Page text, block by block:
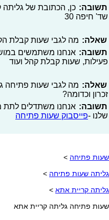
תשובה: כן, הכתובת של גליתה
שד' חיפה 30
שאלה: מה לגבי שעות קבלת
תשובה: אנחנו משתמשים
פעילות, שעות קבלת קהל ועוד
שאלה: מה לגבי שעות פתיחה
זכרון וכדומה?
תשובה: אנחנו משתדלים לתת
שלנו -פייסבוק שעות פתיחה
שעות פתיחה >
גליתה שעות פתיחה >
גליתה קריית אתא >
שעות פתיחה גליתה קריית אתא